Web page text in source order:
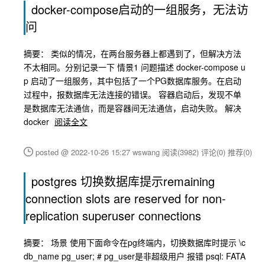
docker-compose启动的一组服务，无法访
问
摘要： 类似的情况，在两台服务器上都遇到了，但解决方法
不太相同。分别记录一下 情景1 问题描述 docker-compose u
p 启动了一组服务，其中包括了一个PG数据库服务。在启动
过程中，报数据库无法连接的错误。 容器启动后，发现不单
是数据库无法通信，而是容器间无法通信，启动失败。 解决
docker 阅读全文
posted @ 2022-10-26 15:27 wswang 阅读(3982) 评论(0) 推荐(0)
postgres 切换数据库提示remaining
connection slots are reserved for non-
replication superuser connections
摘要： 场景 使用下面命令在pg终端内，切换数据库时提示 \c
db_name pg_user; # pg_user是非超级用户 报错 psql: FATA